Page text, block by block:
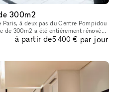
300m2
à deux pas du Centre Pompidou
de 300m2 a été entièrement rénové
d’exposit
à partir de5 400 € par jour